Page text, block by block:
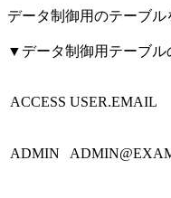
データ制御用のテーブル
▼データ制御用テーブル
ACCESS USER.EMAIL
ADMIN